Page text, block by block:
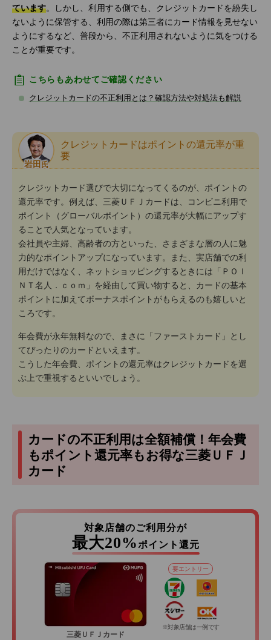
ています。しかし、利用する側でも、クレジットカードを紛失し
ないように保管する、利用の際は第三者にカード情報を見せない
ようにするなど、普段から、不正利用されないように気をつける
ことが重要です。
こちらもあわせてご確認ください
クレジットカードの不正利用とは？確認方法や対処法も解説
岩田 氏
クレジットカードはポイントの還元率が重
要
クレジットカード選びで大切になってくるのが、ポイントの
還元率です。例えば、三菱ＵＦＪカードは、コンビニ利用で
ポイント（グローバルポイント）の還元率が大幅にアップす
ることで人気となっています。
会社員や主婦、高齢者の方といった、さまざまな層の人に魅
力的なポイントアップになっています。また、実店舗での利
用だけではなく、ネットショッピングするときには「ＰＯＩ
ＮＴ名人．ｃｏｍ」を経由して買い物すると、カードの基本
ポイントに加えてボーナスポイントがもらえるのも嬉しいと
ころです。
年会費が永年無料なので、まさに「ファーストカード」とし
てぴったりのカードといえます。
こうした年会費、ポイントの還元率はクレジットカードを選
ぶ上で重視するといいでしょう。
カードの不正利用は全額補償！年会費
もポイント還元率もお得な三菱ＵＦＪ
カード
対象店舗のご利用分が
最大20% ポイント還元
三菱ＵＦＪカード
要エントリー
※対象店舗は一例です